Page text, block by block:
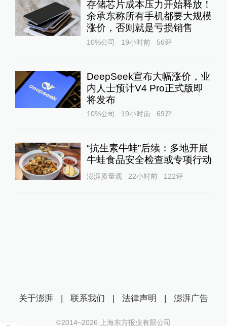
存储芯片成本压力开始释放！
余承东称所有手机都要大规模
涨价，否则就是亏损销售
10%公司 19小时前 56评
DeepSeek宣布大幅涨价，业
内人士预计V4 Pro正式版即
将发布
10%公司 19小时前 69评
“抗生素牛蛙”后续：多地开展
牛蛙食品安全检查或专项行动
澎湃质量观 22小时前 122评
关于澎湃 | 联系我们 | 法律声明 | 澎湃广告
©2014~2026 上海东方报业有限公司